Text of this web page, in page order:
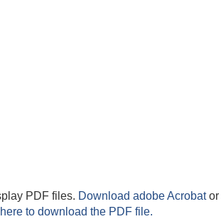
PDF files. Download adobe Acrobator
to download the PDF file.